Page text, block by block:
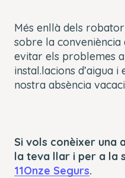
Més enllà dels
sobre la
evitar els problemes
instal.lacions d’aigua
nostra absència
Si vols conèixer una
la teva llar i per a la
11Onze Segurs.